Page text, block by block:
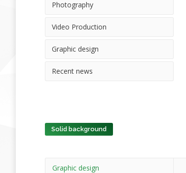
Photography
Video Production
Graphic design
Recent news
Solid background
Graphic design